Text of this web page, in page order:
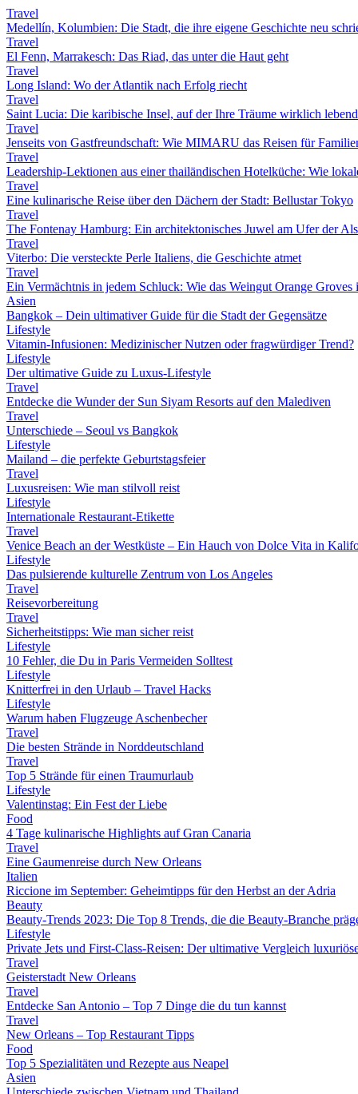
Travel
Medellín, Kolumbien: Die Stadt, die ihre eigene Geschichte neu
Travel
El Fenn, Marrakesch: Das Riad, das unter die Haut geht
Travel
Long Island: Wo der Atlantik nach Erfolg riecht
Travel
Saint Lucia: Die karibische Insel, auf der Ihre Träume wirklich
Travel
Jenseits von Gastfreundschaft: Wie MIMARU das Reisen für
Travel
Leadership-Lektionen aus einer thailändischen Hotelküche: Wie
Travel
Eine kulinarische Reise über den Dächern der Stadt: Bellustar Tokyo
Travel
The Fontenay Hamburg: Ein architektonisches Juwel am Ufer der
Travel
Viterbo: Die versteckte Perle Italiens, die Geschichte atmet
Travel
Ein Vermächtnis in jedem Schluck: Wie das Weingut Orange
Asien
Bangkok – Dein ultimativer Guide für die Stadt der Gegensätze
Lifestyle
Vitamin-Infusionen: Medizinischer Nutzen oder fragwürdiger Trend?
Lifestyle
Der ultimative Guide zu Luxus-Lifestyle
Travel
Entdecke die Wunder der Sun Siyam Resorts auf den Malediven
Travel
Unterschiede – Seoul vs Bangkok
Lifestyle
Mailand – die perfekte Geburtstagsfeier
Travel
Luxusreisen: Wie man stilvoll reist
Lifestyle
Internationale Restaurant-Etikette
Travel
Venice Beach an der Westküste – Ein Hauch von Dolce Vita in
Lifestyle
Das pulsierende kulturelle Zentrum von Los Angeles
Travel
Reisevorbereitung
Travel
Sicherheitstipps: Wie man sicher reist
Lifestyle
10 Fehler, die Du in Paris Vermeiden Solltest
Lifestyle
Knitterfrei in den Urlaub – Travel Hacks
Lifestyle
Warum haben Flugzeuge Aschenbecher
Travel
Die besten Strände in Norddeutschland
Travel
Top 5 Strände für einen Traumurlaub
Lifestyle
Valentinstag: Ein Fest der Liebe
Food
4 Tage kulinarische Highlights auf Gran Canaria
Travel
Eine Gaumenreise durch New Orleans
Italien
Riccione im September: Geheimtipps für den Herbst an der Adria
Beauty
Beauty-Trends 2023: Die Top 8 Trends, die die Beauty-Branche
Lifestyle
Private Jets und First-Class-Reisen: Der ultimative Vergleich
Travel
Geisterstadt New Orleans
Travel
Entdecke San Antonio – Top 7 Dinge die du tun kannst
Travel
New Orleans – Top Restaurant Tipps
Food
Top 5 Spezialitäten und Rezepte aus Neapel
Asien